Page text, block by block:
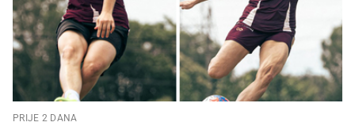
PRIJE 2 DANA